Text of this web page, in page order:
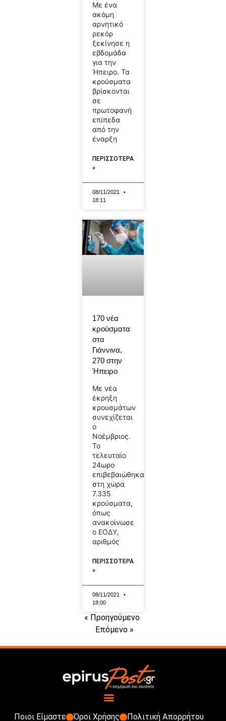
Με ένα
ακόμη
αρνητικό
ρεκόρ
ξεκίνησε η
εβδομάδα
για την
Ήπειρο. Τα
κρούσματα
βρίσκονται
σε
πρωτοφανή
επίπεδα
από την
έναρξη
ΠΕΡΙΣΣΟΤΕΡΑ
»
08/11/2021
18:11
170 νέα
κρούσματα
στα
Γιάννινα,
270 στην
Ήπειρο
Με νέα
έκρηξη
κρουσμάτων
συνεχίζεται
ο
Νοέμβριος.
Το
τελευταίο
24ωρο
επιβεβαιώθηκαν
στη χώρα
7.335
κρούσματα,
όπως
ανακοίνωσε
ο ΕΟΔΥ,
αριθμός
ΠΕΡΙΣΣΟΤΕΡΑ
»
08/11/2021
18:00
« Προηγούμενο
Επόμενο »
Ποιοι Είμαστε Όροι Χρήσης Πολιτική Απορρήτου